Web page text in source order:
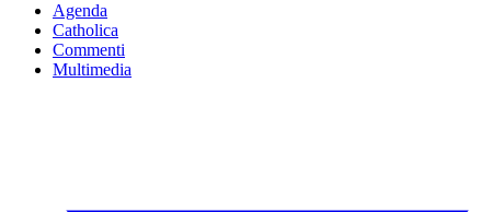
Agenda
Catholica
Commenti
Multimedia